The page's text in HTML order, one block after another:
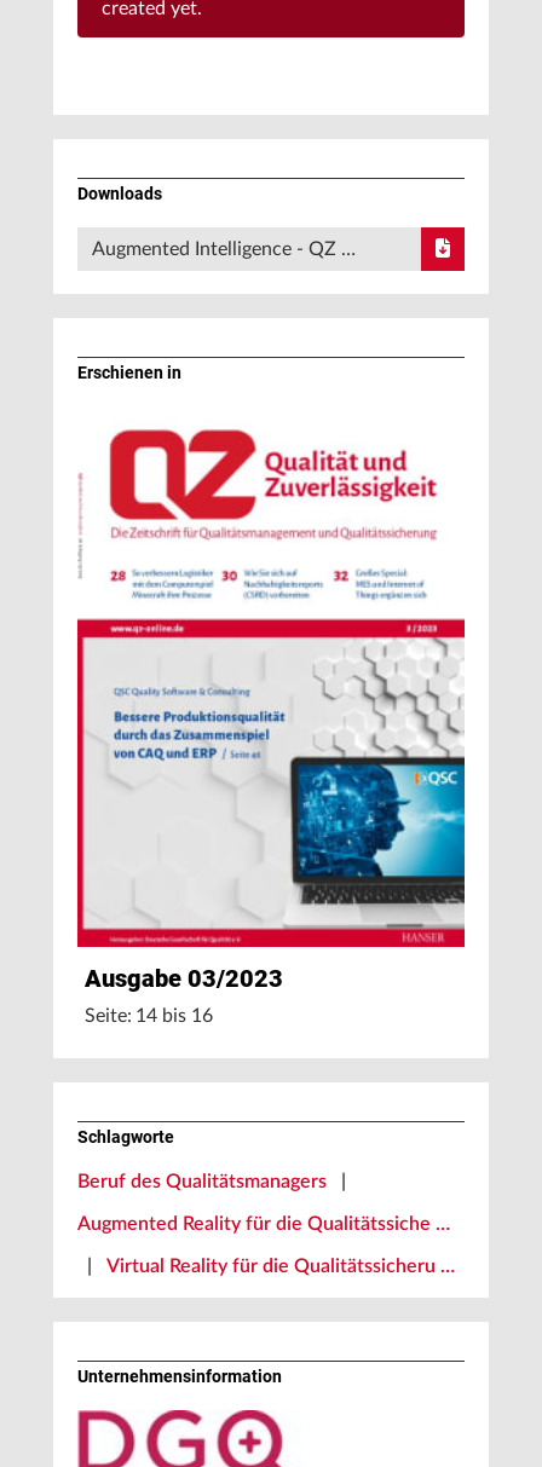
created yet.
Downloads
Augmented Intelligence - QZ …
Erschienen in
Ausgabe 03/2023
Seite: 14 bis 16
Schlagworte
Beruf des Qualitätsmanagers
Augmented Reality für die Qualitätssiche …
Virtual Reality für die Qualitätssicheru …
Unternehmens­information